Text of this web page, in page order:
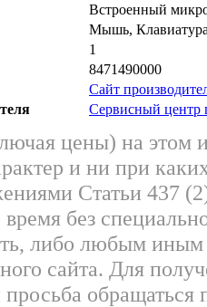
Встроенный
Мышь,
1
8471490000
Сайт
Сервисный центр
цены) на этом
и ни при
Статьи 437
без
либо любым
сайта. Для